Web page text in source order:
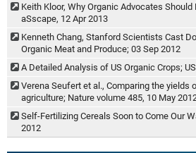
Keith Kloor, Why Organic Advocates Should
aSscape, 12 Apr 2013
Kenneth Chang, Stanford Scientists Cast
Organic Meat and Produce; 03 Sep 2012
A Detailed Analysis of US Organic Crops;
Verena Seufert et al., Comparing the yields
agriculture; Nature volume 485, 10 May
Self-Fertilizing Cereals Soon to Come Our
2012